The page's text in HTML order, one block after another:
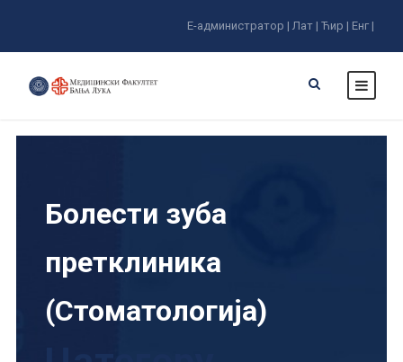
Е-администратор | Лат | Ћир | Енг |
Болести зуба
претклиника
(Стоматологија)